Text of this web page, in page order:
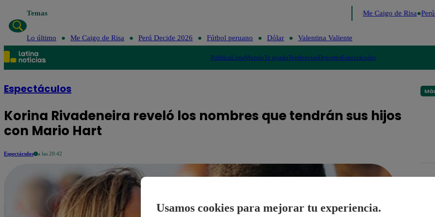
Temas Me Caigo de Risa Perú
Lo último Me Caigo de Risa Perú Decide 2026 Fútbol peruano Dólar Valentina Valiente
PolíticaLimaMundoTe ayudoTendenciasDeportesEspectáculos
Espectáculos
Korina Rivadeneira reveló los nombres que tendrán sus hijos
con Mario Hart
Espectáculos a las 20:42
Usamos cookies para mejorar tu experiencia.